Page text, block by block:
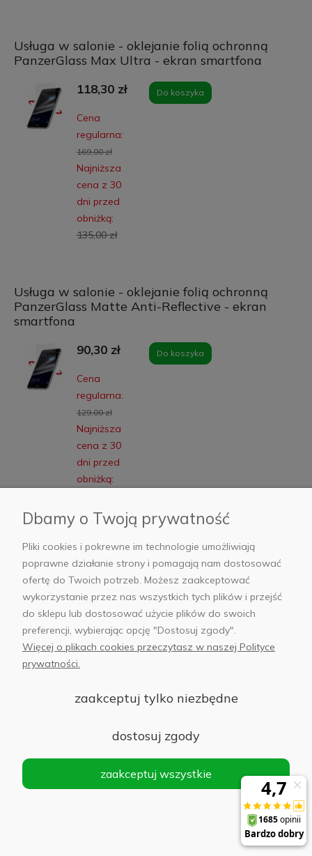
Usługa w salonie - oklejanie folią ochronną
PanzerGlass Max Ultra - ekran smartfona
118,30 zł
Cena
regularna:
169,00 zł
Najniższa
cena z 30
dni przed
obniżką:
135,00 zł
Do koszyka
Usługa w salonie - oklejanie folią ochronną
PanzerGlass Matte Anti-Reflective - ekran
smartfona
90,30 zł
Cena
regularna:
129,00 zł
Najniższa
cena z 30
dni przed
obniżką:
Do koszyka
Samsung
Słuchawki Samsung Galaxy Buds3 Pro srebrne
613,00 zł
Powiadom
o
dostępności
Słuchawki Samsung Galaxy Buds3 Srebrne -
338,00 zł
dostępności
Słuchawki Samsung Galaxy Buds3 FE Szare -
Dbamy o Twoją prywatność
Pliki cookies i pokrewne im technologie umożliwiają
poprawne działanie strony i pomagają nam dostosować
ofertę do Twoich potrzeb. Możesz zaakceptować
wykorzystanie przez nas wszystkich tych plików i przejść
do sklepu lub dostosować użycie plików do swoich
preferencji, wybierając opcję "Dostosuj zgody".
Więcej o plikach cookies przeczytasz w naszej Polityce
prywatności.
zaakceptuj tylko niezbędne
dostosuj zgody
zaakceptuj wszystkie